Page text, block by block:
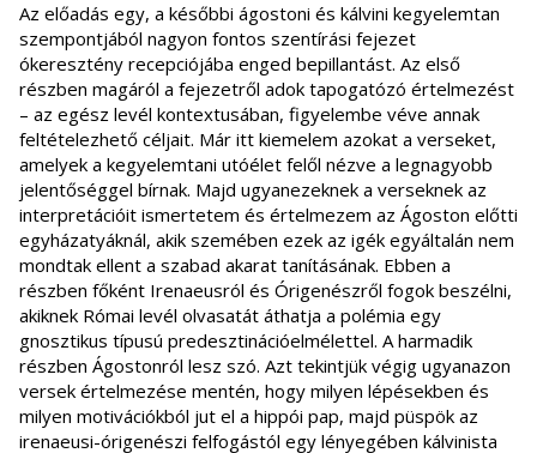
Az előadás egy, a későbbi ágostoni és kálvini kegyelemtan
szempontjából nagyon fontos szentírási fejezet
ókeresztény recepciójába enged bepillantást. Az első
részben magáról a fejezetről adok tapogatózó értelmezést
– az egész levél kontextusában, figyelembe véve annak
feltételezhető céljait. Már itt kiemelem azokat a verseket,
amelyek a kegyelemtani utóélet felől nézve a legnagyobb
jelentőséggel bírnak. Majd ugyanezeknek a verseknek az
interpretációit ismertetem és értelmezem az Ágoston előtti
egyházatyáknál, akik szemében ezek az igék egyáltalán nem
mondtak ellent a szabad akarat tanításának. Ebben a
részben főként Irenaeusról és Órigenészről fogok beszélni,
akiknek Római levél olvasatát áthatja a polémia egy
gnosztikus típusú predesztinációelmélettel. A harmadik
részben Ágostonról lesz szó. Azt tekintjük végig ugyanazon
versek értelmezése mentén, hogy milyen lépésekben és
milyen motivációkból jut el a hippói pap, majd püspök az
irenaeusi-órigenészi felfogástól egy lényegében kálvinista